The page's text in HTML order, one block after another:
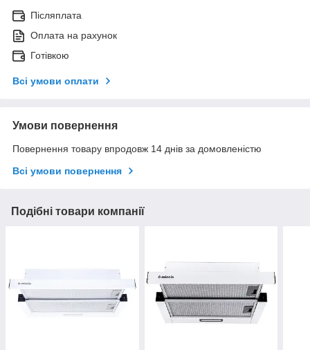
Післяплата
Оплата на рахунок
Готівкою
Всі умови оплати
Умови повернення
Повернення товару впродовж 14 днів за домовленістю
Всі умови повернення
Подібні товари компанії